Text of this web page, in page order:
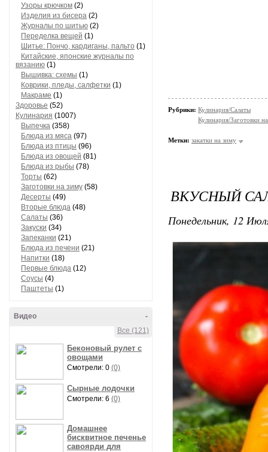
Узоры крючком (2)
Изделия из бисера (2)
Журналы по шитью (2)
Переделка вещей (1)
Шитье: Пончо, кардиганы, пальто (1)
Китайские, японские журналы по
вязанию (1)
Вышивка: схемы (1)
Коврики, пледы, салфетки (1)
Макраме (1)
Здоровье (52)
Кулинария (1007)
Выпечка (358)
Блюда из мяса (97)
Блюда из птицы (96)
Блюда из овощей (81)
Блюда из рыбы (78)
Торты (62)
Заготовки на зиму (58)
Десерты (49)
Вторые блюда (48)
Салаты (36)
Закуски (34)
Запеканки (21)
Блюда из печени (21)
Напитки (18)
Первые блюда (12)
Соусы (4)
Паштеты (1)
-
Видео
Все (121)
Беконовый рулет с
овощами
Смотрели: 0 (0)
Сырные лодочки
Смотрели: 6 (0)
Домашнее
бисквитное печенье
савоярди для
Рубрики: Кулинария/Салаты
Кулинария/Заготовки
Метки: закатки на зиму
ВКУСНЫЙ
Понедельник, 12